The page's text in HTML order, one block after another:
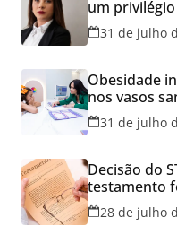
um
31 de julho
Obesidade
nos vasos
alerta estudo
31 de julho
Decisão do
testamento
28 de julho